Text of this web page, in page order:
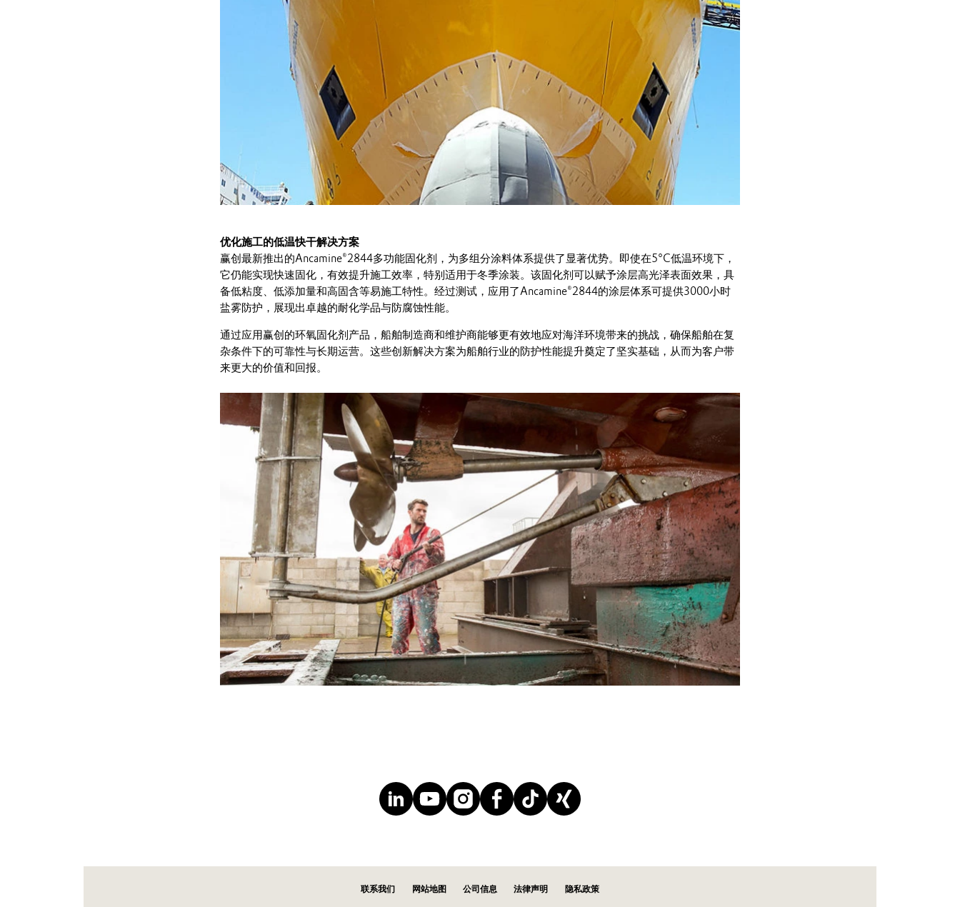
优化施工的低温快干解决方案
赢创最新推出的Ancamine®2844多功能固化剂，为多组分涂料体系提供了显著优势。即使在5°C低温环境下，
它仍能实现快速固化，有效提升施工效率，特别适用于冬季涂装。该固化剂可以赋予涂层高光泽表面效果，具
备低粘度、低添加量和高固含等易施工特性。经过测试，应用了Ancamine®2844的涂层体系可提供3000小时
盐雾防护，展现出卓越的耐化学品与防腐蚀性能。
通过应用赢创的环氧固化剂产品，船舶制造商和维护商能够更有效地应对海洋环境带来的挑战，确保船舶在复
杂条件下的可靠性与长期运营。这些创新解决方案为船舶行业的防护性能提升奠定了坚实基础，从而为客户带
来更大的价值和回报。
联系我们 网站地图 公司信息 法律声明 隐私政策